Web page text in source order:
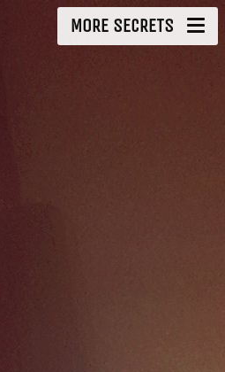
MORE SECRETS